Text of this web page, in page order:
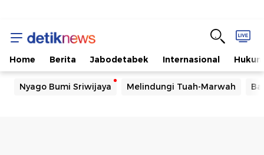
Home Berita Jabodetabek Internasional Hukum
Nyago Bumi Sriwijaya Melindungi Tuah-Marwah